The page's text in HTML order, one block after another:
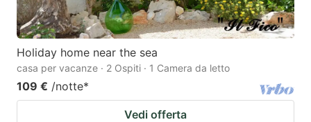
Holiday home near the sea
casa per vacanze · 2 Ospiti · 1 Camera da letto
109 € /notte*
Vedi offerta